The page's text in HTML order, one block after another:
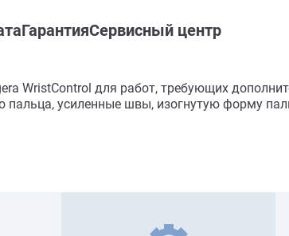
ГарантияСервисный центр
WristControl для работ, требующих
пальца, усиленные швы, изогнутую форму